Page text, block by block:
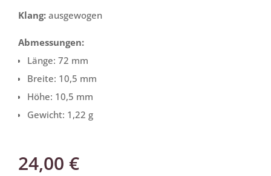
Klang: ausgewogen
Abmessungen:
Länge: 72 mm
Breite: 10,5 mm
Höhe: 10,5 mm
Gewicht: 1,22 g
24,00 €